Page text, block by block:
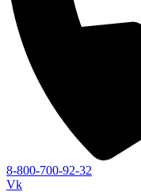
8-800-700-92-32
Vk